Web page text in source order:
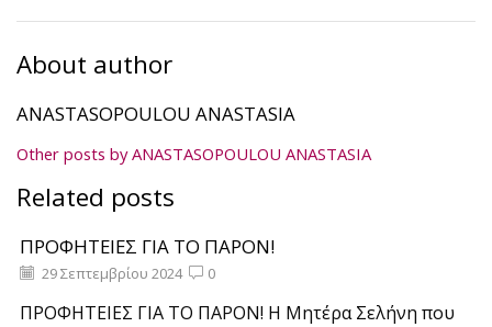
About author
ANASTASOPOULOU ANASTASIA
Other posts by ANASTASOPOULOU ANASTASIA
Related posts
ΠΡΟΦΗΤΕΙΕΣ ΓΙΑ ΤΟ ΠΑΡΟΝ!
29 Σεπτεμβρίου 2024 0
ΠΡΟΦΗΤΕΙΕΣ ΓΙΑ ΤΟ ΠΑΡΟΝ! Η Μητέρα Σελήνη που